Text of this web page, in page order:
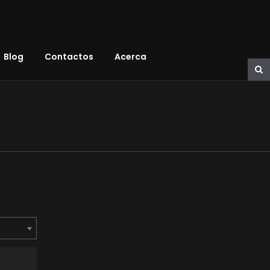
Blog Contactos Acerca